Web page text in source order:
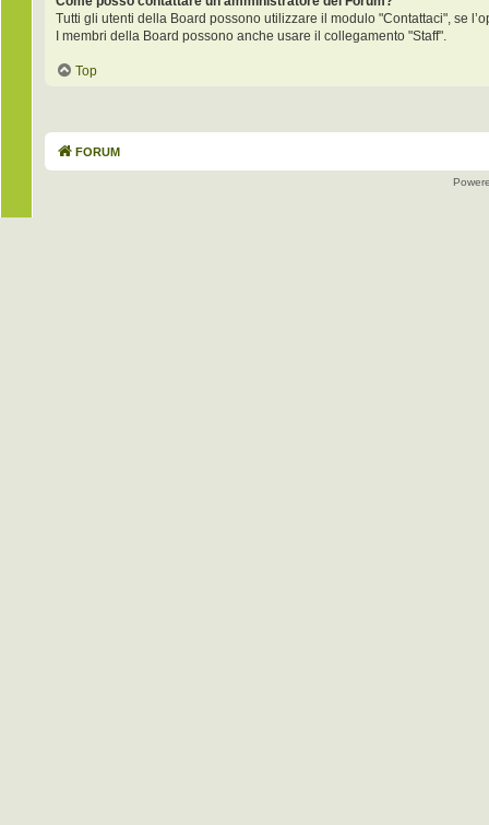
Tutti gli utenti della Board possono utilizzare il modulo "Contattaci", se
I membri della Board possono anche usare il collegamento "Staff".
Top
FORUM